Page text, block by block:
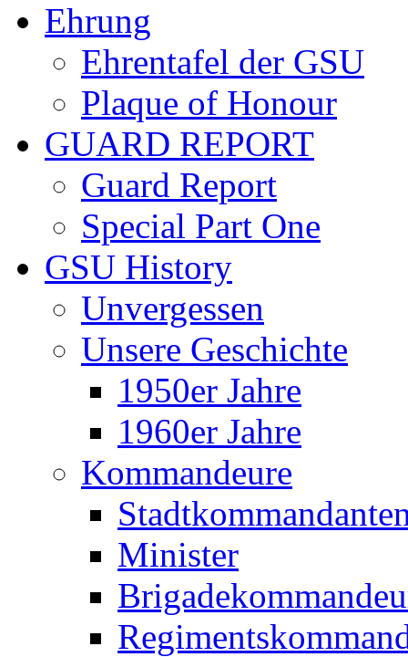
Ehrung
Ehrentafel der GSU
Plaque of Honour
GUARD REPORT
Guard Report
Special Part One
GSU History
Unvergessen
Unsere Geschichte
1950er Jahre
1960er Jahre
Kommandeure
Minister